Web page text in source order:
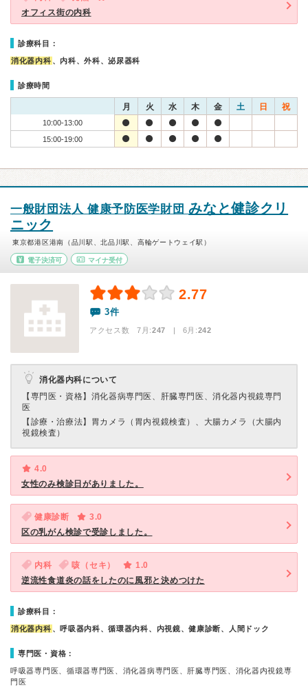
オフィス街の内科
診療科目：
消化器内科 、内科、外科、泌尿器科
診療時間
月 火 水 木 金 土 日 祝
10:00-13:00
15:00-19:00
一般財団法人 健康予防医学財団みなと健診クリ
ニック
東京都港区港南（品川駅、北品川駅、高輪ゲートウェイ駅）
電子決済可 マイナ受付
2.77
3件
アクセス数 7月:247 | 6月:242
消化器内科について
【専門医・資格】 消化器病専門医、肝臓専門医、消化器内視鏡専門
医
【診療・治療法】 胃カメラ（胃内視鏡検査）、大腸カメラ（大腸内
視鏡検査）
4.0
女性のみ検診日がありました。
健康診断
3.0
区の乳がん検診で受診しました。
内科 咳（セキ）
1.0
逆流性食道炎の話をしたのに風邪と決めつけた
診療科目：
消化器内科 、呼吸器内科、循環器内科、内視鏡、健康診断、人間ドック
専門医・資格：
呼吸器専門医、循環器専門医、消化器病専門医、肝臓専門医、消化器内視鏡専
門医